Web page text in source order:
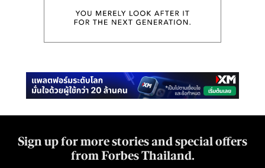
Sign up for more stories and special offers
from Forbes Thailand.